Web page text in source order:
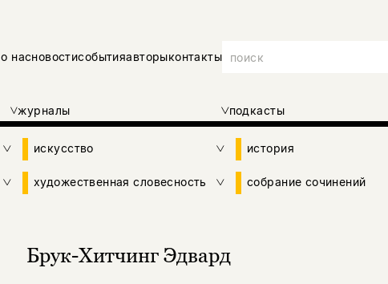
о насновостисобытияавторыконтакты
журналы подкасты
искусство история
художественная словесность собрание сочинений
Брук-Хитчинг Эдвард